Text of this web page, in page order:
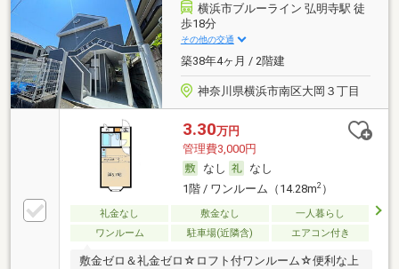
横浜市ブルーライン 弘明寺駅 徒
歩18分
その他の交通
築38年4ヶ月 / 2階建
神奈川県横浜市南区大岡３丁目
3.30万円
管理費3,000円
なし
なし
1階 / ワンルーム（14.28m2）
礼金なし 敷金なし
一人暮らし
ワンルーム
駐車場(近隣含) エアコン付き
敷金ゼロ＆礼金ゼロ☆ロフト付ワンルーム☆便利な上